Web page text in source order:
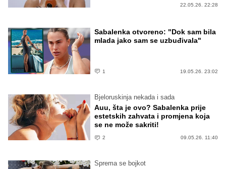
22.05.26. 22:28
Sabalenka otvoreno: "Dok sam bila
mlada jako sam se uzbuđivala"
1 19.05.26. 23:02
Bjeloruskinja nekada i sada
Auu, šta je ovo? Sabalenka prije
estetskih zahvata i promjena koja
se ne može sakriti!
2 09.05.26. 11:40
Sprema se bojkot